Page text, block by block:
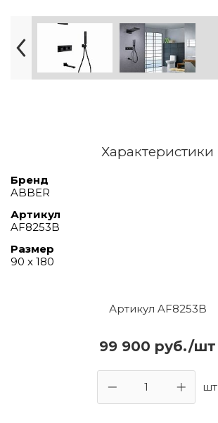
Артикул AF8253B
99 900 руб./шт
шт
Характеристики
Бренд
ABBER
Артикул
AF8253B
Размер
90 х 180